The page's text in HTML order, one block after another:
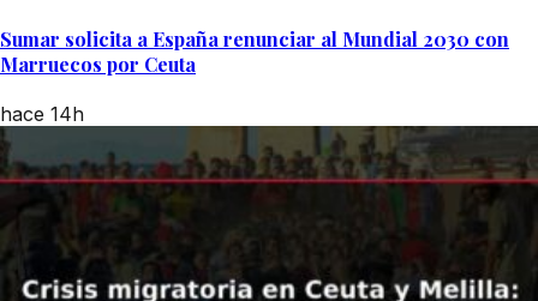
Sumar solicita a España renunciar al Mundial 2030 con
Marruecos por Ceuta
hace 14h